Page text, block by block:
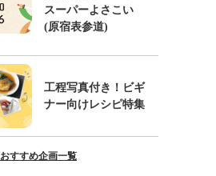
スーパーよさこい
(原宿表参道)
工程写真付き！ビギ
ナー向けレシピ特集
おすすめ企画一覧